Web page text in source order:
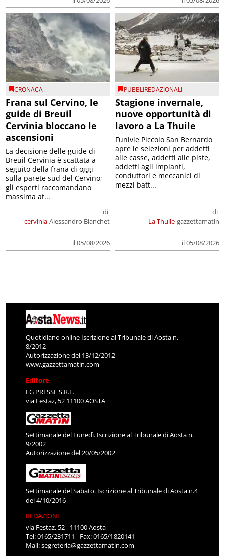
CRONACA
Frana sul Cervino, le
guide di Breuil
Cervinia bloccano le
ascensioni
cervinia
di
Alessandro Bianchet
il 05/08/2026
La decisione delle guide di
Breuil Cervinia è scattata a
seguito della frana di oggi
sulla parete sud del Cervino;
gli esperti raccomandano
massima at...
PUBBLIREDAZIONALI
Stagione invernale,
nuove opportunità di
lavoro a La Thuile
La Thuile
di
gazzettamatin
il 05/08/2026
Funivie Piccolo San Bernardo
apre le selezioni per addetti
alle casse, addetti alle piste,
addetti agli impianti,
conduttori e meccanici di
mezzi batt...
Quotidiano online Iscrizione al Tribunale di Aosta n.
8/2012
Autorizzazione del 13/12/2012
www.gazzettamatin.com
Editore
LG PRESSE S.R.L.
via Festaz, 52 11100 AOSTA
Settimanale del Lunedì. Iscrizione al Tribunale di Aosta n.
9/2002
Autorizzazione del 20/05/2002
Settimanale del Sabato. Iscrizione al Tribunale di Aosta n.4
del 4/10/2016
REDAZIONE
via Festaz, 52 - 11100 Aosta
Tel: 0165/231711 - Fax: 0165/1820141
Mail:segreteria@gazzettamatin.com